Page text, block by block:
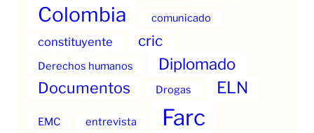
Colombia comunicado
constituyente cric
Derechos humanos Diplomado
Documentos Drogas ELN
EMC entrevista Farc